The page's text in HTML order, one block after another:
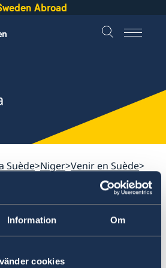
Information Om
cookies
Abroad
Suède Niger Venir en Suède
des passeports
visa